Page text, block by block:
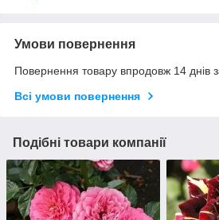
Умови повернення
Повернення товару впродовж 14 днів
Всі умови повернення
Подібні товари компанії